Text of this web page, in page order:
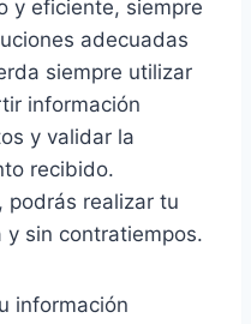
y eficiente, siempre
adecuadas
siempre utilizar
información
y validar la
recibido.
podrás realizar tu
sin contratiempos.
información